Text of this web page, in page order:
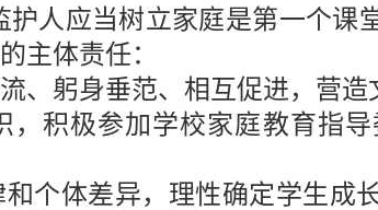
护人应当树立家庭是第一个课
主体责任：
、躬身垂范、相互促进，营造
，积极参加学校家庭教育指
和个体差异，理性确定学生